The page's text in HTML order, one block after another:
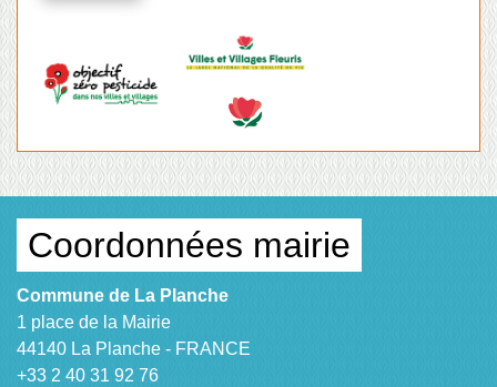
Coordonnées mairie
Commune de La Planche
1 place de la Mairie
44140 La Planche - FRANCE
+33 2 40 31 92 76